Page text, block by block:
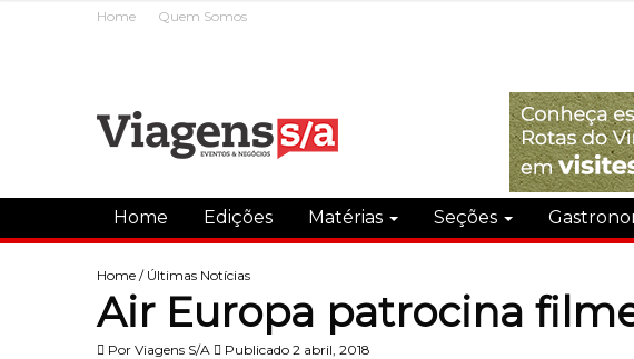
Home Quem Somos
Home Edições Matérias Seções
Home / Últimas Notícias
Air Europa patrocina
Por Viagens S/A Publicado 2 abril, 2018